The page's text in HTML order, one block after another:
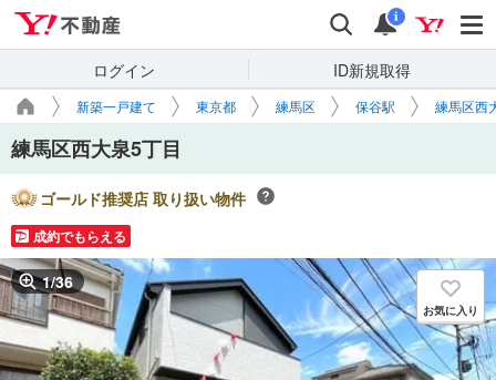
検索 通知
i
ログイン ID新規取得
新築一戸建て 東京都 練馬区 保谷駅 練馬区西
練馬区西大泉5丁目
ゴールド推奨店 取り扱い物件
成約でもらえる
1/36
お気に入り